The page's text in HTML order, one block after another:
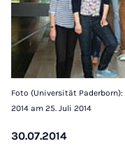
Foto (Universität
2014 am 25. Juli 2014
30.07.2014